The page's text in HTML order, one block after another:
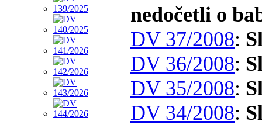
nedočetli o
DV 37/2008:
DV 36/2008:
DV 35/2008:
DV 34/2008: